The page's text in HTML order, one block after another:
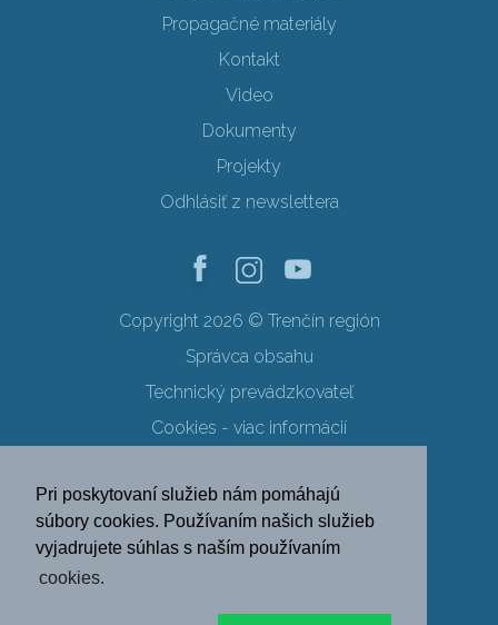
Pri poskytovaní služieb nám pomáhajú
súbory cookies. Používaním našich služieb
vyjadrujete súhlas s naším používaním
cookies.
Propagačné materiály
Kontakt
Video
Dokumenty
Projekty
Odhlásiť z newslettera
Copyright 2026 © Trenčín región
Správca obsahu
Technický prevádzkovateľ
Cookies - viac informácií
Ochrana osobných údajov
SK EN DE
PL